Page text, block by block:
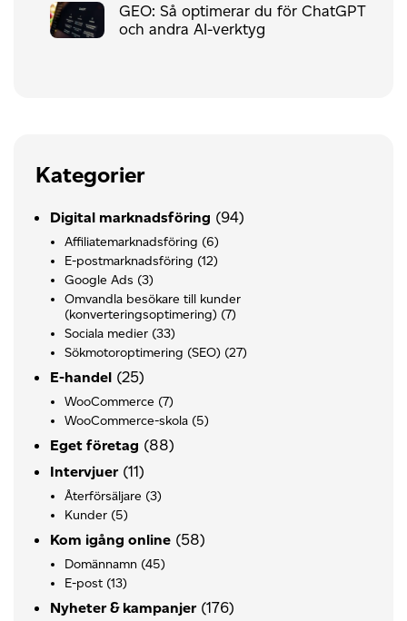
GEO: Så optimerar du för ChatGPT
och andra AI-verktyg
Kategorier
Digital marknadsföring (94)
Affiliatemarknadsföring (6)
E-postmarknadsföring (12)
Google Ads (3)
Omvandla besökare till kunder
(konverteringsoptimering) (7)
Sociala medier (33)
Sökmotoroptimering (SEO) (27)
E-handel (25)
WooCommerce (7)
WooCommerce-skola (5)
Eget företag (88)
Intervjuer (11)
Återförsäljare (3)
Kunder (5)
Kom igång online (58)
Domännamn (45)
E-post (13)
Nyheter & kampanjer (176)